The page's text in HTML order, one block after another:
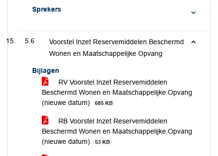
Sprekers
5.6
Voorstel Inzet Reservemiddelen Beschermd
Wonen en Maatschappelijke Opvang
Bijlagen
RV Voorstel Inzet Reservemiddelen
Beschermd Wonen en Maatschappelijke Opvang
(nieuwe datum)
685 KB
RB Voorstel Inzet Reservemiddelen
Beschermd Wonen en Maatschappelijke Opvang
(nieuwe datum)
53 KB